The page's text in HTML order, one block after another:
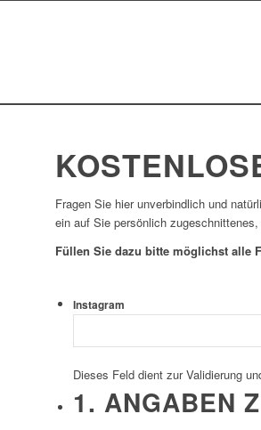
Fragen Sie hier unverbindlich und
ein auf Sie persönlich
Füllen Sie dazu bitte möglichst alle
Instagram
Dieses Feld dient zur Validierung
1. ANGABEN